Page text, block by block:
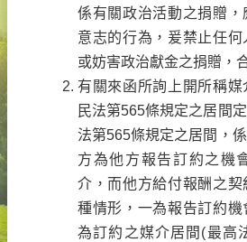
係有關政治活動之捐贈
意志的行為，爰禁止任
或妨害政治獻金之捐贈，
有關來函所詢上開所稱
民法第565條規定之居間
法第565條規定之居間，
方為他方報告訂約之機
介，而他方給付報酬之
種情形，一為報告訂約
為訂約之媒介居間(最高